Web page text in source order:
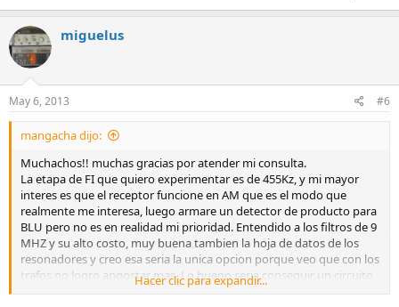
miguelus
May 6, 2013 #6
mangacha dijo:
Muchachos!! muchas gracias por atender mi consulta.
La etapa de FI que quiero experimentar es de 455Kz, y mi mayor
interes es que el receptor funcione en AM que es el modo que
realmente me interesa, luego armare un detector de producto para
BLU pero no es en realidad mi prioridad. Entendido a los filtros de 9
MHZ y su alto costo, muy buena tambien la hoja de datos de los
resonadores y creo esa seria la unica opcion porque veo que con los
trafos no logro angostar mas. Lo bueno seria conseguir un circuito
para empezar algunas pruebas, tengo por aca algunos resonadores
Hacer clic para expandir...